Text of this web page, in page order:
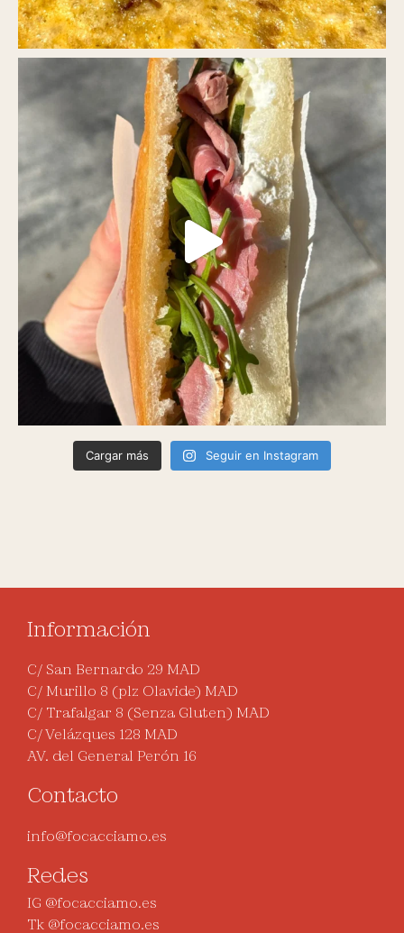
Cargar más Seguir en Instagram
Información
C/ San Bernardo 29 MAD
C/ Murillo 8 (plz Olavide) MAD
C/ Trafalgar 8 (Senza Gluten) MAD
C/ Velázques 128 MAD
AV. del General Perón 16
Contacto
info@focacciamo.es
Redes
IG @focacciamo.es
Tk @focacciamo.es